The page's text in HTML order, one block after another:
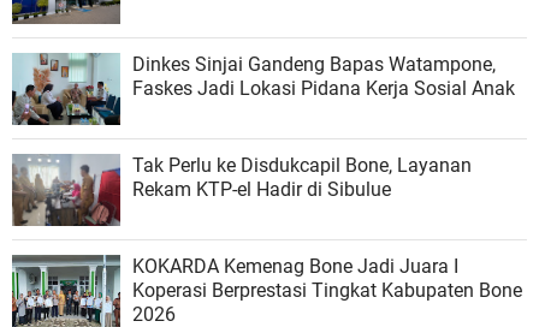
Dinkes Sinjai Gandeng Bapas Watampone,
Faskes Jadi Lokasi Pidana Kerja Sosial Anak
Tak Perlu ke Disdukcapil Bone, Layanan
Rekam KTP-el Hadir di Sibulue
KOKARDA Kemenag Bone Jadi Juara I
Koperasi Berprestasi Tingkat Kabupaten Bone
2026